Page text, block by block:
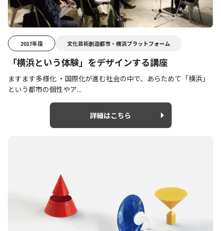
2017年度 文化芸術創造都市・横浜プラットフォーム
「横浜という体験」をデザインする講座
ますます多様化 ・国際化が進む社会の中で、あらためて「横浜」
という都市の個性やア...
詳細はこちら